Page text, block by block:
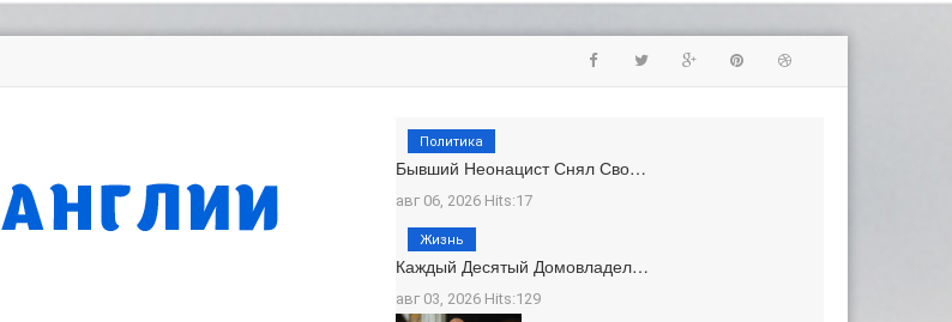
Бывший Неонацист Снял Сво…
авг 06, 2026 Hits:17
Политика
Каждый Десятый Домовладел…
авг 03, 2026 Hits:129
Жизнь